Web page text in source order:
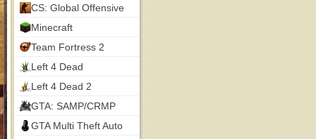
CS: Global Offensive
Minecraft
Team Fortress 2
Left 4 Dead
Left 4 Dead 2
GTA: SAMP/CRMP
GTA Multi Theft Auto